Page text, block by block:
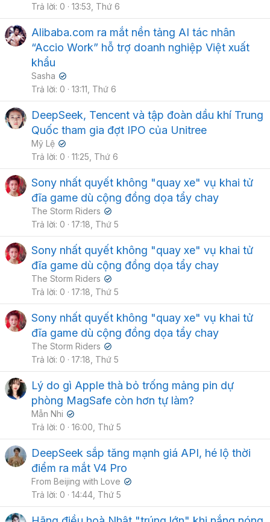
Trả lời 0 13:53, Thứ 6
Alibaba.com ra mắt nền tảng AI tác nhân
“Accio Work” hỗ trợ doanh nghiệp Việt xuất
khẩu
Sasha ✔
Trả lời 0 13:11, Thứ 6
DeepSeek, Tencent và tập đoàn dầu khí Trung
Quốc tham gia đợt IPO của Unitree
Mỹ Lệ ✔
Trả lời 0 11:25, Thứ 6
Sony nhất quyết không "quay xe" vụ khai tử
đĩa game dù cộng đồng dọa tẩy chay
The Storm Riders ✔
Trả lời 0 17:18, Thứ 5
Sony nhất quyết không "quay xe" vụ khai tử
đĩa game dù cộng đồng dọa tẩy chay
The Storm Riders ✔
Trả lời 0 17:18, Thứ 5
Sony nhất quyết không "quay xe" vụ khai tử
đĩa game dù cộng đồng dọa tẩy chay
The Storm Riders ✔
Trả lời 0 17:18, Thứ 5
Lý do gì Apple thà bỏ trống mảng pin dự
phòng MagSafe còn hơn tự làm?
Mẫn Nhi ✔
Trả lời 0 16:00, Thứ 5
DeepSeek sắp tăng mạnh giá API, hé lộ thời
điểm ra mắt V4 Pro
From Beijing with Love ✔
Trả lời 0 14:44, Thứ 5